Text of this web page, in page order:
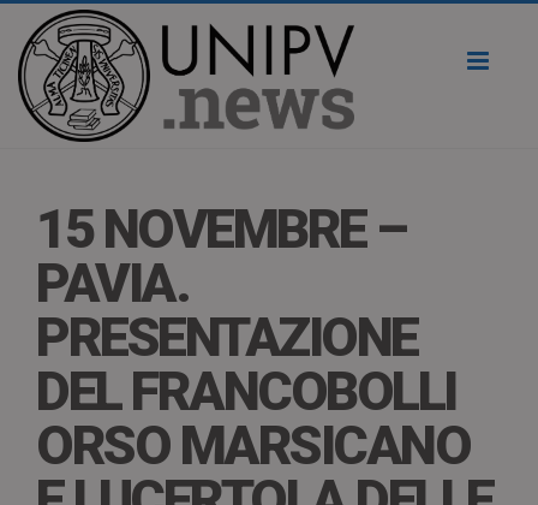
15 NOVEMBRE –
PAVIA.
PRESENTAZIONE
DEL FRANCOBOLLI
ORSO MARSICANO